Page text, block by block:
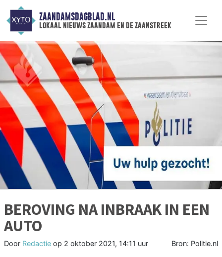
ZAANDAMSDAGBLAD.NL
lokaal nieuws zaandam en de zaanstreek
BEROVING NA INBRAAK IN EEN
AUTO
Door Redactie op 2 oktober 2021, 14:11 uur Bron: Politie.nl